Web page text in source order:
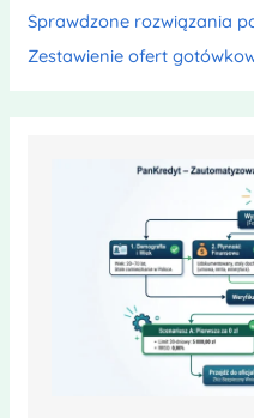
Sprawdzone rozwiązania
Zestawienie ofert